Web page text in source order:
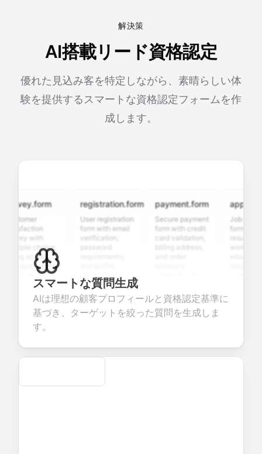
解決策
AI搭載リード資格認定
優れた見込み客を特定しながら、素晴らしい体
験を提供するスマートな資格認定フォームを作
成します。
with
choice,
open-ended
valuable
about
products or
registration.form
User registration
form with email
verification,
information
fields for
seamless
account
creation.
payment.form
Secure payment
form with credit
card validation,
commerce
transactions.
Job
form with
resume
questions for
efficient
candidate
スマートな質問生成
AIは理想の顧客プロフィールと資格認定基準に
基づき、ターゲットを絞った質問を生成しま
す。
Secure